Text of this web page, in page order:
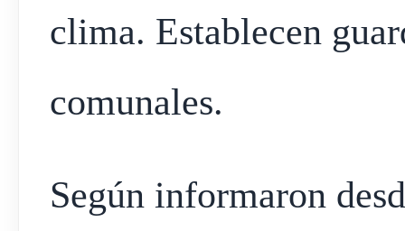
clima. Establecen
comunales.
Según informaron